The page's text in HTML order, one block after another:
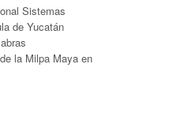
Sistemas
de Yucatán
la Milpa Maya en